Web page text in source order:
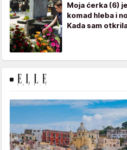
Moja ćerka (6)
komad hleba i
Kada sam